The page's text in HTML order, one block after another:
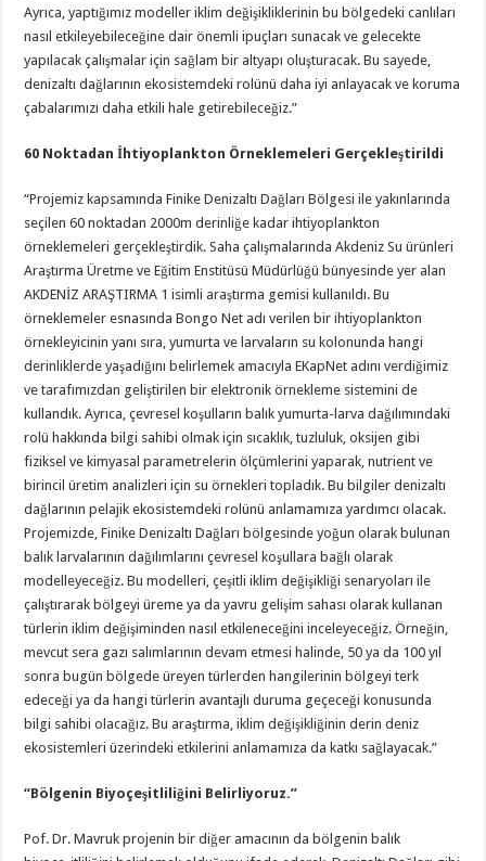
Ayrıca, yaptığımız modeller iklim değişikliklerinin bu bölgedeki canlıları
nasıl etkileyebileceğine dair önemli ipuçları sunacak ve gelecekte
yapılacak çalışmalar için sağlam bir altyapı oluşturacak. Bu sayede,
denizaltı dağlarının ekosistemdeki rolünü daha iyi anlayacak ve koruma
çabalarımızı daha etkili hale getirebileceğiz.”
60 Noktadan İhtiyoplankton Örneklemeleri Gerçekleştirildi
“Projemiz kapsamında Finike Denizaltı Dağları Bölgesi ile yakınlarında
seçilen 60 noktadan 2000m derinliğe kadar ihtiyoplankton
örneklemeleri gerçekleştirdik. Saha çalışmalarında Akdeniz Su ürünleri
Araştırma Üretme ve Eğitim Enstitüsü Müdürlüğü bünyesinde yer alan
AKDENİZ ARAŞTIRMA 1 isimli araştırma gemisi kullanıldı. Bu
örneklemeler esnasında Bongo Net adı verilen bir ihtiyoplankton
örnekleyicinin yanı sıra, yumurta ve larvaların su kolonunda hangi
derinliklerde yaşadığını belirlemek amacıyla EKapNet adını verdiğimiz
ve tarafımızdan geliştirilen bir elektronik örnekleme sistemini de
kullandık. Ayrıca, çevresel koşulların balık yumurta-larva dağılımındaki
rolü hakkında bilgi sahibi olmak için sıcaklık, tuzluluk, oksijen gibi
fiziksel ve kimyasal parametrelerin ölçümlerini yaparak, nutrient ve
birincil üretim analizleri için su örnekleri topladık. Bu bilgiler denizaltı
dağlarının pelajik ekosistemdeki rolünü anlamamıza yardımcı olacak.
Projemizde, Finike Denizaltı Dağları bölgesinde yoğun olarak bulunan
balık larvalarının dağılımlarını çevresel koşullara bağlı olarak
modelleyeceğiz. Bu modelleri, çeşitli iklim değişikliği senaryoları ile
çalıştırarak bölgeyi üreme ya da yavru gelişim sahası olarak kullanan
türlerin iklim değişiminden nasıl etkileneceğini inceleyeceğiz. Örneğin,
mevcut sera gazı salımlarının devam etmesi halinde, 50 ya da 100 yıl
sonra bugün bölgede üreyen türlerden hangilerinin bölgeyi terk
edeceği ya da hangi türlerin avantajlı duruma geçeceği konusunda
bilgi sahibi olacağız. Bu araştırma, iklim değişikliğinin derin deniz
ekosistemleri üzerindeki etkilerini anlamamıza da katkı sağlayacak.”
“Bölgenin Biyoçeşitliliğini Belirliyoruz.”
Pof. Dr. Mavruk projenin bir diğer amacının da bölgenin balık